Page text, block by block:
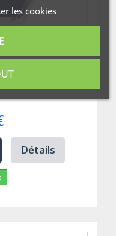
Détails
les cookies